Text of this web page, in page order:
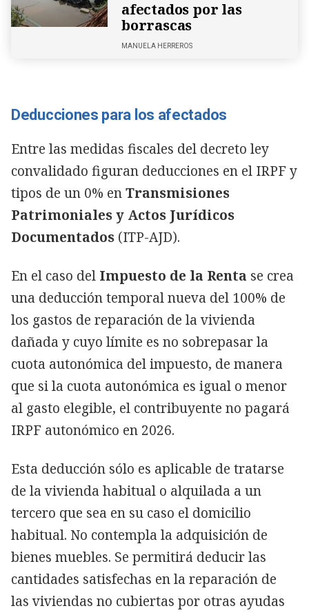
afectados por las
borrascas
MANUELA HERREROS
Deducciones para los afectados
Entre las medidas fiscales del decreto ley
convalidado figuran deducciones en el IRPF y
tipos de un 0% enTransmisiones
Patrimoniales y Actos Jurídicos
Documentados (ITP-AJD).
En el caso del Impuesto de la Renta se crea
una deducción temporal nueva del 100% de
los gastos de reparación de la vivienda
dañada y cuyo límite es no sobrepasar la
cuota autonómica del impuesto, de manera
que si la cuota autonómica es igual o menor
al gasto elegible, el contribuyente no pagará
IRPF autonómico en 2026.
Esta deducción sólo es aplicable de tratarse
de la vivienda habitual o alquilada a un
tercero que sea en su caso el domicilio
habitual. No contempla la adquisición de
bienes muebles. Se permitirá deducir las
cantidades satisfechas en la reparación de
las viviendas no cubiertas por otras ayudas